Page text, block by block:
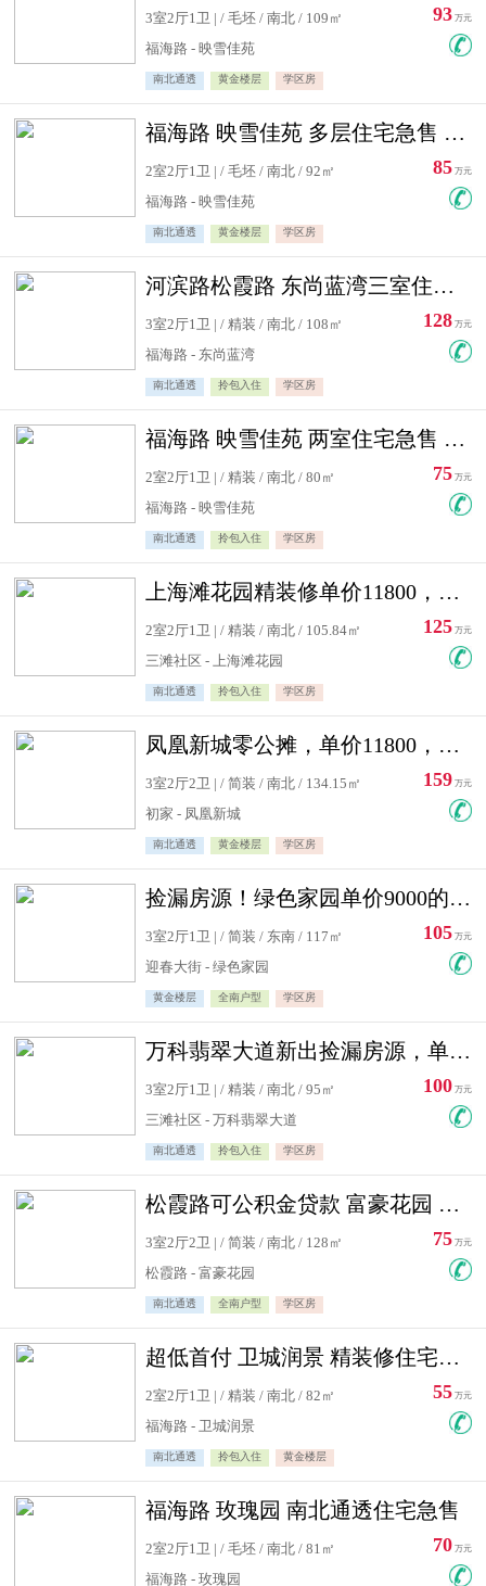
3室2厅1卫 | / 毛坯 / 南北 / 109㎡
福海路 - 映雪佳苑
南北通透 黄金楼层 学区房
93 万元
福海路 映雪佳苑 多层住宅急售 可公积金贷款
2室2厅1卫 | / 毛坯 / 南北 / 92㎡
福海路 - 映雪佳苑
南北通透 黄金楼层 学区房
85 万元
河滨路松霞路 东尚蓝湾三室住宅急售
3室2厅1卫 | / 精装 / 南北 / 108㎡
福海路 - 东尚蓝湾
南北通透 拎包入住 学区房
128 万元
福海路 映雪佳苑 两室住宅急售 可公积金贷款
2室2厅1卫 | / 精装 / 南北 / 80㎡
福海路 - 映雪佳苑
南北通透 拎包入住 学区房
75 万元
上海滩花园精装修单价11800，价格最低的两居室，无敌视野
2室2厅1卫 | / 精装 / 南北 / 105.84㎡
三滩社区 - 上海滩花园
南北通透 拎包入住 学区房
125 万元
凤凰新城零公摊，单价11800，白银楼层，一个车库另算
3室2厅2卫 | / 简装 / 南北 / 134.15㎡
初家 - 凤凰新城
南北通透 黄金楼层 学区房
159 万元
捡漏房源！绿色家园单价9000的大三居，实验小学永明双学区
3室2厅1卫 | / 简装 / 东南 / 117㎡
迎春大街 - 绿色家园
黄金楼层 全南户型 学区房
105 万元
万科翡翠大道新出捡漏房源，单价10500精装修
3室2厅1卫 | / 精装 / 南北 / 95㎡
三滩社区 - 万科翡翠大道
南北通透 拎包入住 学区房
100 万元
松霞路可公积金贷款 富豪花园 复式住宅急售送小棚
3室2厅2卫 | / 简装 / 南北 / 128㎡
松霞路 - 富豪花园
南北通透 全南户型 学区房
75 万元
超低首付 卫城润景 精装修住宅急售 可公积金贷款
2室2厅1卫 | / 精装 / 南北 / 82㎡
福海路 - 卫城润景
南北通透 拎包入住 黄金楼层
55 万元
福海路 玫瑰园 南北通透住宅急售
2室2厅1卫 | / 毛坯 / 南北 / 81㎡
福海路 - 玫瑰园
70 万元